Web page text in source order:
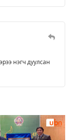
нэгч дуулсан